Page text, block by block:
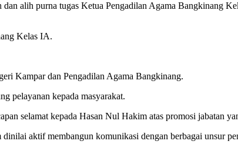
alih purna tugas Ketua Pengadilan Agama Bangkinang
Kelas IA.
Kampar dan Pengadilan Agama Bangkinang.
pelayanan kepada masyarakat.
selamat kepada Hasan Nul Hakim atas promosi jabatan
aktif membangun komunikasi dengan berbagai unsur